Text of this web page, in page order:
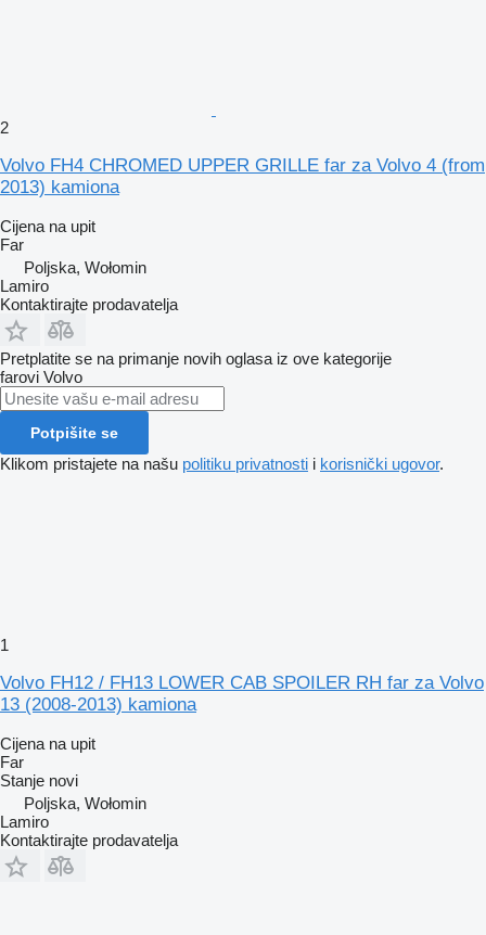
2
Volvo FH4 CHROMED UPPER GRILLE far za Volvo 4 (from
2013) kamiona
Cijena na upit
Far
Poljska, Wołomin
Lamiro
Kontaktirajte prodavatelja
Pretplatite se na primanje novih oglasa iz ove kategorije
farovi Volvo
Potpišite se
Klikom pristajete na našu politiku privatnosti i korisnički ugovor.
1
Volvo FH12 / FH13 LOWER CAB SPOILER RH far za Volvo
13 (2008-2013) kamiona
Cijena na upit
Far
Stanje novi
Poljska, Wołomin
Lamiro
Kontaktirajte prodavatelja